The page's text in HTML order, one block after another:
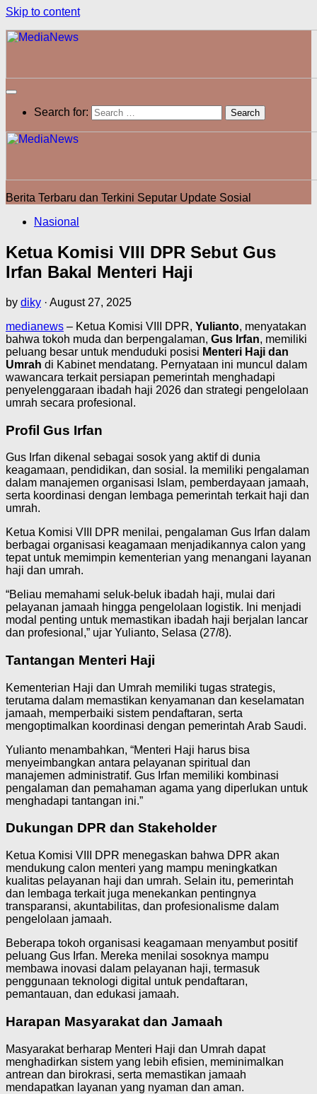
Skip to content
Search for:
Berita Terbaru dan Terkini Seputar Update Sosial
Nasional
Ketua Komisi VIII DPR Sebut Gus
Irfan Bakal Menteri Haji
by diky · August 27, 2025
medianews – Ketua Komisi VIII DPR, Yulianto, menyatakan
bahwa tokoh muda dan berpengalaman, Gus Irfan, memiliki
peluang besar untuk menduduki posisi Menteri Haji dan
Umrah di Kabinet mendatang. Pernyataan ini muncul dalam
wawancara terkait persiapan pemerintah menghadapi
penyelenggaraan ibadah haji 2026 dan strategi pengelolaan
umrah secara profesional.
Profil Gus Irfan
Gus Irfan dikenal sebagai sosok yang aktif di dunia
keagamaan, pendidikan, dan sosial. Ia memiliki pengalaman
dalam manajemen organisasi Islam, pemberdayaan jamaah,
serta koordinasi dengan lembaga pemerintah terkait haji dan
umrah.
Ketua Komisi VIII DPR menilai, pengalaman Gus Irfan dalam
berbagai organisasi keagamaan menjadikannya calon yang
tepat untuk memimpin kementerian yang menangani layanan
haji dan umrah.
“Beliau memahami seluk-beluk ibadah haji, mulai dari
pelayanan jamaah hingga pengelolaan logistik. Ini menjadi
modal penting untuk memastikan ibadah haji berjalan lancar
dan profesional,” ujar Yulianto, Selasa (27/8).
Tantangan Menteri Haji
Kementerian Haji dan Umrah memiliki tugas strategis,
terutama dalam memastikan kenyamanan dan keselamatan
jamaah, memperbaiki sistem pendaftaran, serta
mengoptimalkan koordinasi dengan pemerintah Arab Saudi.
Yulianto menambahkan, “Menteri Haji harus bisa
menyeimbangkan antara pelayanan spiritual dan
manajemen administratif. Gus Irfan memiliki kombinasi
pengalaman dan pemahaman agama yang diperlukan untuk
menghadapi tantangan ini.”
Dukungan DPR dan Stakeholder
Ketua Komisi VIII DPR menegaskan bahwa DPR akan
mendukung calon menteri yang mampu meningkatkan
kualitas pelayanan haji dan umrah. Selain itu, pemerintah
dan lembaga terkait juga menekankan pentingnya
transparansi, akuntabilitas, dan profesionalisme dalam
pengelolaan jamaah.
Beberapa tokoh organisasi keagamaan menyambut positif
peluang Gus Irfan. Mereka menilai sosoknya mampu
membawa inovasi dalam pelayanan haji, termasuk
penggunaan teknologi digital untuk pendaftaran,
pemantauan, dan edukasi jamaah.
Harapan Masyarakat dan Jamaah
Masyarakat berharap Menteri Haji dan Umrah dapat
menghadirkan sistem yang lebih efisien, meminimalkan
antrean dan birokrasi, serta memastikan jamaah
mendapatkan layanan yang nyaman dan aman.